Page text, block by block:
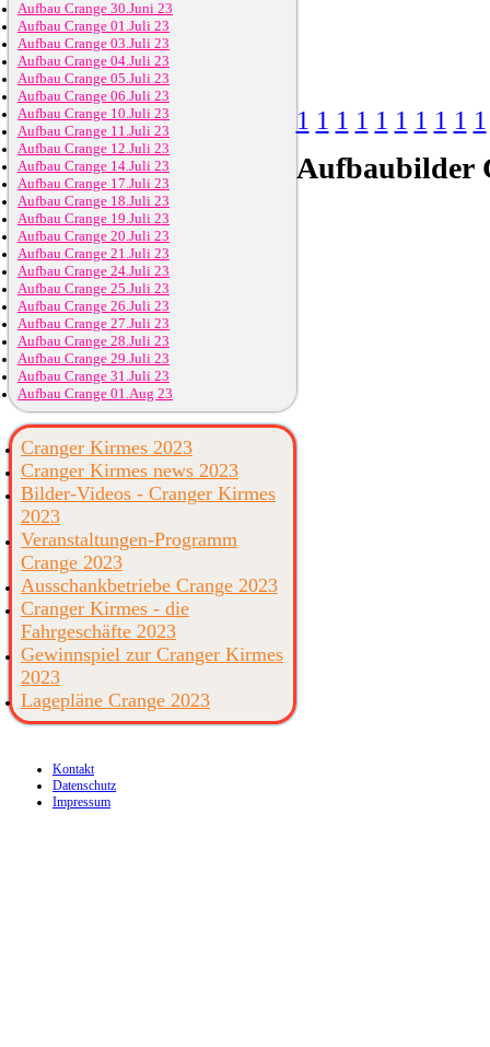
1 1 1 1 1 1 1 1 1 1
Aufbaubilder
Aufbau Crange 30.Juni 23
Aufbau Crange 01.Juli 23
Aufbau Crange 03.Juli 23
Aufbau Crange 04.Juli 23
Aufbau Crange 05.Juli 23
Aufbau Crange 06.Juli 23
Aufbau Crange 10.Juli 23
Aufbau Crange 11.Juli 23
Aufbau Crange 12.Juli 23
Aufbau Crange 14.Juli 23
Aufbau Crange 17.Juli 23
Aufbau Crange 18.Juli 23
Aufbau Crange 19.Juli 23
Aufbau Crange 20.Juli 23
Aufbau Crange 21.Juli 23
Aufbau Crange 24.Juli 23
Aufbau Crange 25.Juli 23
Aufbau Crange 26.Juli 23
Aufbau Crange 27.Juli 23
Aufbau Crange 28.Juli 23
Aufbau Crange 29.Juli 23
Aufbau Crange 31.Juli 23
Aufbau Crange 01.Aug 23
Cranger Kirmes 2023
Cranger Kirmes news 2023
Bilder-Videos - Cranger Kirmes
2023
Veranstaltungen-Programm
Crange 2023
Ausschankbetriebe Crange 2023
Cranger Kirmes - die
Fahrgeschäfte 2023
Gewinnspiel zur Cranger Kirmes
2023
Lagepläne Crange 2023
Kontakt
Datenschutz
Impressum